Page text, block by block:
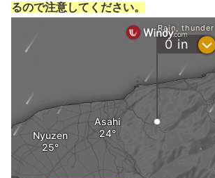
るので注意してください。